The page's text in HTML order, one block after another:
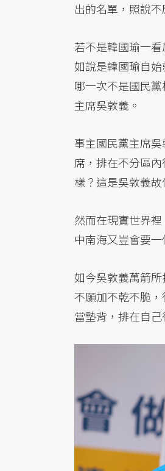
出的名單，照說
若不是韓國瑜一
如說是韓國瑜自
哪一次不是國民
主席吳敦義。
事主國民黨主席
席，排在不分區
樣？這是吳敦義
然而在現實世界
中南海又豈會要
如今吳敦義萬箭
不願加不乾不脆
當墊背，排在自